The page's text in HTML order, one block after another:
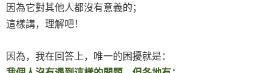
因為它對其他人都沒有意義的；
這樣講，理解吧！
因為，我在回答上，唯一的困擾就是：